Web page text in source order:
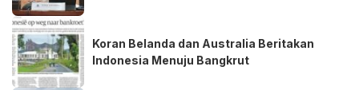
Koran Belanda dan Australia Beritakan
Indonesia Menuju Bangkrut